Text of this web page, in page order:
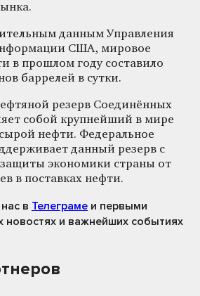
данным Управления
США, мировое
в прошлом году составило
баррелей в сутки.
резерв Соединённых
собой крупнейший в мире
нефти. Федеральное
данный резерв с
защиты экономики страны от
в поставках нефти.
в Телеграме и первыми
новостях и важнейших событиях